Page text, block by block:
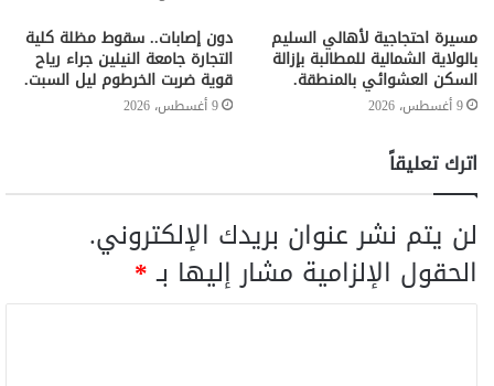
مسيرة احتجاجية لأهالي السليم
بالولاية الشمالية للمطالبة بإزالة
السكن العشوائي بالمنطقة.
9 أغسطس، 2026
دون إصابات.. سقوط مظلة كلية
التجارة جامعة النيلين جراء رياح
قوية ضربت الخرطوم ليل السبت.
9 أغسطس، 2026
اترك تعليقاً
لن يتم نشر عنوان بريدك الإلكتروني.
الحقول الإلزامية مشار إليها بـ*